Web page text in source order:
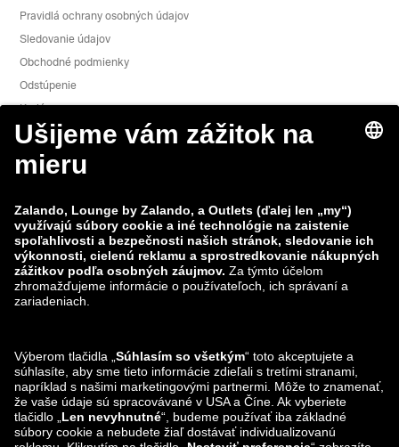
Pravidlá ochrany osobných údajov
Sledovanie údajov
Obchodné podmienky
Odstúpenie
Kariéra
Nahlásiť slabé miesto
Bezpečnosť výrobkov
Zalando
ABOUT YOU
Lounge by Zalando aplikácie